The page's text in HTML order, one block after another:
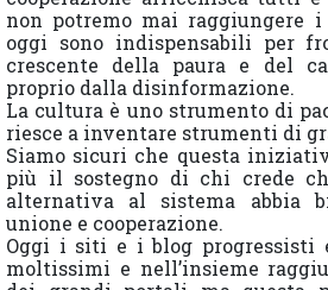
non potremo mai raggiungere
oggi sono indispensabili per
crescente della paura e del
proprio dalla disinformazione.
La cultura è uno strumento di
riesce a inventare strumenti di
Siamo sicuri che questa
più il sostegno di chi crede
alternativa al sistema abbia
unione e cooperazione.
Oggi i siti e i blog progressisti
moltissimi e nell’insieme